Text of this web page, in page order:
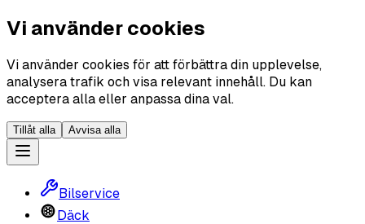
Vi använder cookies
Vi använder cookies för att förbättra din upplevelse,
analysera trafik och visa relevant innehåll. Du kan
acceptera alla eller anpassa dina val.
Tillåt alla Avvisa alla
Bilservice
Däck